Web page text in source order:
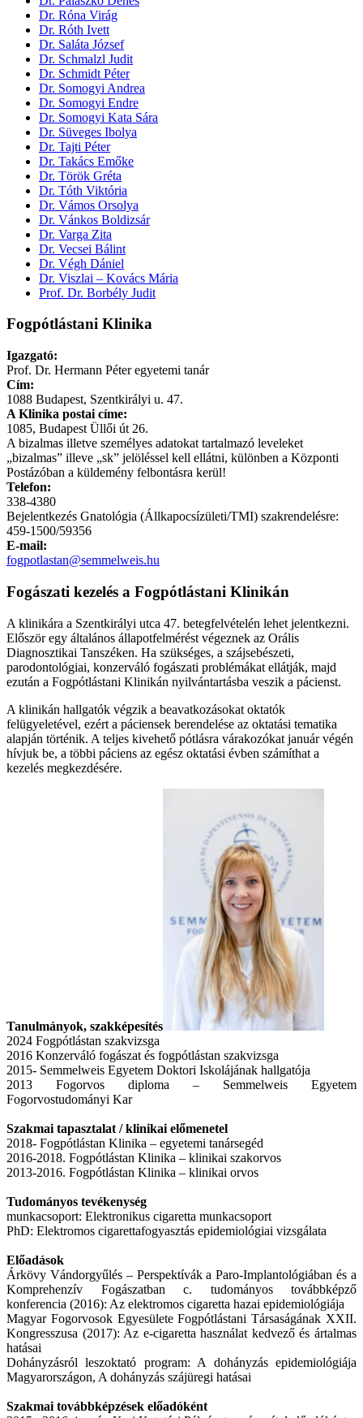
Dr. Róna Virág
Dr. Róth Ivett
Dr. Saláta József
Dr. Schmalzl Judit
Dr. Schmidt Péter
Dr. Somogyi Andrea
Dr. Somogyi Endre
Dr. Somogyi Kata Sára
Dr. Süveges Ibolya
Dr. Tajti Péter
Dr. Takács Emőke
Dr. Török Gréta
Dr. Tóth Viktória
Dr. Vámos Orsolya
Dr. Vánkos Boldizsár
Dr. Varga Zita
Dr. Vecsei Bálint
Dr. Végh Dániel
Dr. Viszlai – Kovács Mária
Prof. Dr. Borbély Judit
Fogpótlástani Klinika
Igazgató:
Prof. Dr. Hermann Péter egyetemi tanár
Cím:
1088 Budapest, Szentkirályi u. 47.
A Klinika postai címe:
1085, Budapest Üllői út 26.
A bizalmas illetve személyes adatokat tartalmazó leveleket
„bizalmas” illeve „sk” jelöléssel kell ellátni, különben a Központi
Postázóban a küldemény felbontásra kerül!
Telefon:
338-4380
Bejelentkezés Gnatológia (Állkapocsízületi/TMI) szakrendelésre:
459-1500/59356
E-mail:
fogpotlastan@semmelweis.hu
Fogászati kezelés a Fogpótlástani Klinikán
A klinikára a Szentkirályi utca 47. betegfelvételén lehet jelentkezni.
Először egy általános állapotfelmérést végeznek az Orális
Diagnosztikai Tanszéken. Ha szükséges, a szájsebészeti,
parodontológiai, konzerváló fogászati problémákat ellátják, majd
ezután a Fogpótlástani Klinikán nyilvántartásba veszik a pácienst.
A klinikán hallgatók végzik a beavatkozásokat oktatók
felügyeletével, ezért a páciensek berendelése az oktatási tematika
alapján történik. A teljes kivehető pótlásra várakozókat január végén
hívjuk be, a többi páciens az egész oktatási évben számíthat a
kezelés megkezdésére.
Tanulmányok, szakképesítés
2024 Fogpótlástan szakvizsga
2016 Konzerváló fogászat és fogpótlástan szakvizsga
2015- Semmelweis Egyetem Doktori Iskolájának hallgatója
2013 Fogorvos diploma – Semmelweis Egyetem
Fogorvostudományi Kar
Szakmai tapasztalat / klinikai előmenetel
2018- Fogpótlástan Klinika – egyetemi tanársegéd
2016-2018. Fogpótlástan Klinika – klinikai szakorvos
2013-2016. Fogpótlástan Klinika – klinikai orvos
Tudományos tevékenység
munkacsoport: Elektronikus cigaretta munkacsoport
PhD: Elektromos cigarettafogyasztás epidemiológiai vizsgálata
Előadások
Árkövy Vándorgyűlés – Perspektívák a Paro-Implantológiában és a
Komprehenzív Fogászatban c. tudományos továbbképző
konferencia (2016): Az elektromos cigaretta hazai epidemiológiája
Magyar Fogorvosok Egyesülete Fogpótlástani Társaságának XXII.
Kongresszusa (2017): Az e-cigaretta használat kedvező és ártalmas
hatásai
Dohányzásról leszoktató program: A dohányzás epidemiológiája
Magyarországon, A dohányzás szájüregi hatásai
Szakmai továbbképzések előadóként